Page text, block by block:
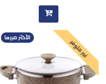
الأكثر مبيعا غير متوفر